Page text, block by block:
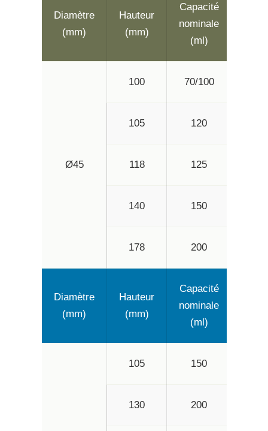
Diamètre
(mm)
Hauteur
(mm)
Capacité
nominale
(ml)
Ø45
100 70/100
105 120
118 125
140 150
178 200
Diamètre
(mm)
Hauteur
(mm)
Capacité
nominale
(ml)
105 150
130 200